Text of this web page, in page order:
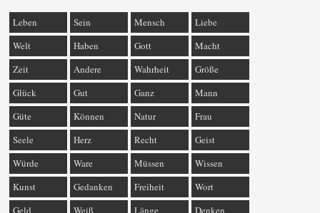
Leben Sein Mensch
Liebe
Welt
Haben Gott
Macht
Zeit
Andere Wahrheit
Größe
Glück
Gut Ganz
Mann
Güte
Können Natur
Frau
Seele
Herz Recht
Geist
Würde
Ware Müssen
Wissen
Kunst
Gedanken Freiheit
Wort
Geld
Weiß Länge Denken